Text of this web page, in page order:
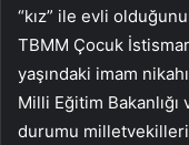
“kız” ile evli
TBMM Çocuk
yaşındaki imam
Milli Eğitim
durumu